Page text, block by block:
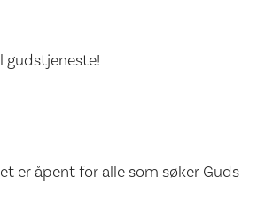
gudstjeneste!
er åpent for alle som søker Guds